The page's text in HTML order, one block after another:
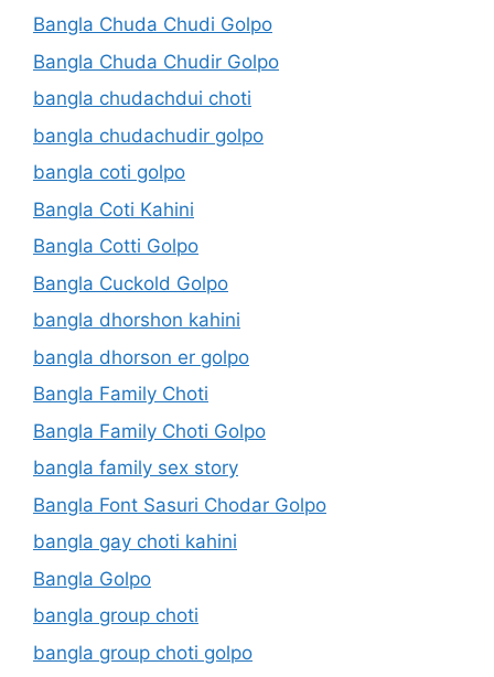
Bangla Chuda Chudi Golpo
Bangla Chuda Chudir Golpo
bangla chudachdui choti
bangla chudachudir golpo
bangla coti golpo
Bangla Coti Kahini
Bangla Cotti Golpo
Bangla Cuckold Golpo
bangla dhorshon kahini
bangla dhorson er golpo
Bangla Family Choti
Bangla Family Choti Golpo
bangla family sex story
Bangla Font Sasuri Chodar Golpo
bangla gay choti kahini
Bangla Golpo
bangla group choti
bangla group choti golpo